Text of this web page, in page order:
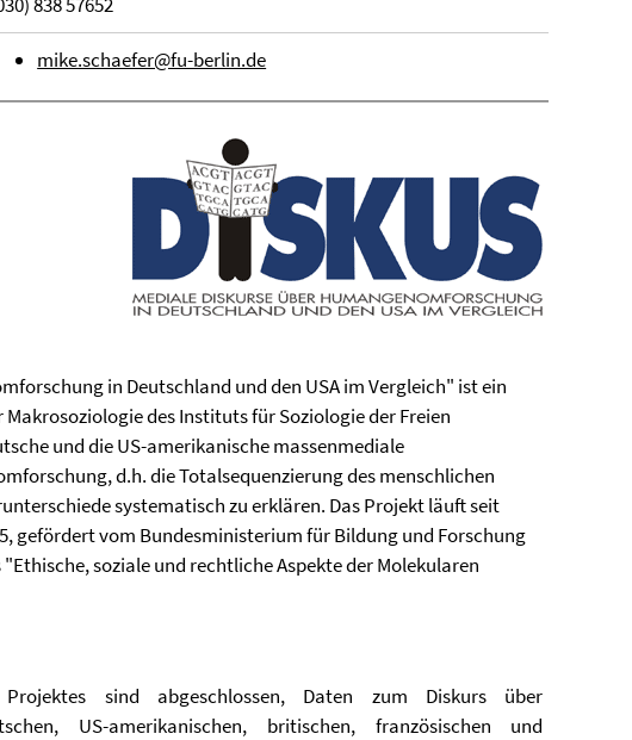
mike.schaefer@fu-berlin.de
in Deutschland und den USA im Vergleich" ist ein
des Instituts für Soziologie der Freien
und die US-amerikanische massenmediale
d.h. die Totalsequenzierung des menschlichen
systematisch zu erklären. Das Projekt läuft seit
gefördert vom Bundesministerium für Bildung und Forschung
soziale und rechtliche Aspekte der Molekularen
sind abgeschlossen, Daten zum Diskurs über
US-amerikanischen, britischen, französischen und